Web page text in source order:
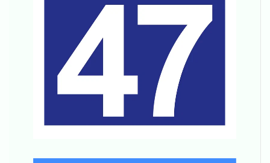
Ленобласть повышает производительность
03 августа 2026
Поддержка волонтерских объединений
03 августа 2026
Ладожский мост полностью закроют на два